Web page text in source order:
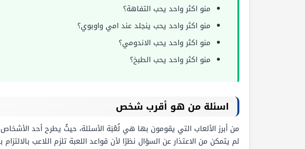
منو اكثر واحد يحب التفاهة؟
منو اكثر واحد يحب ينجلد عند امي واوبوي؟
منو اكثر واحد يحب الاندومي؟
منو اكثر واحد يحب الطبخ؟
اسئلة من هو أقرب شخص
من أبرز الألعاب التي يقومون بها هي لُعْبَة الأسئلة، حيثُ يطرح أحد
لم يتمكن من الاعتذار عن السؤال نظرًا لأن قواعد اللعبة تلزم اللاعب بالالتزام